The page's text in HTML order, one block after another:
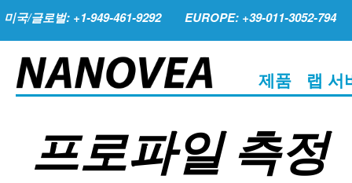
미국/글로벌: +1-949-461-9292 EUROPE: +39-011-3052-794
제품 랩 서
프로파일 측정